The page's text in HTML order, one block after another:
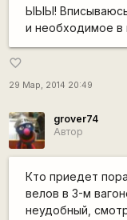
ЫЫЫ!
и необходимое в
favorite_border
29 Мар, 2014 20:49
grover74
Автор
Кто приедет
велов в 3-м
неудобный,